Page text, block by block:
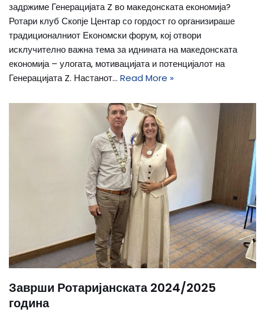
задржиме Генерацијата Z во македонската економија?
Ротари клуб Скопје Центар со гордост го организираше
традиционалниот Економски форум, кој отвори
исклучително важна тема за иднината на македонската
економија – улогата, мотивацијата и потенцијалот на
Генерацијата Z. Настанот… Read More »
Заврши Ротаријанската 2024/2025
година